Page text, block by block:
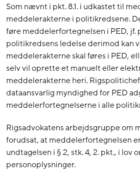
Som nævnt i pkt. 8.1. i udkastet til
meddelerakterne i politikredsene.
føre meddelerfortegnelsen i PED, jf.
politikredsens ledelse derimod kan
meddelerakterne skal føres i PED,
selv vil oprette et manuelt eller
meddelerakterne heri.
dataansvarlig myndighed for PED
meddelerfortegnelserne i alle
Rigsadvokatens arbejdsgruppe om
forudsat, at meddelerfortegnelsen
undtagelsen i § 2, stk. 4, 2. pkt., i lov
personoplysninger.